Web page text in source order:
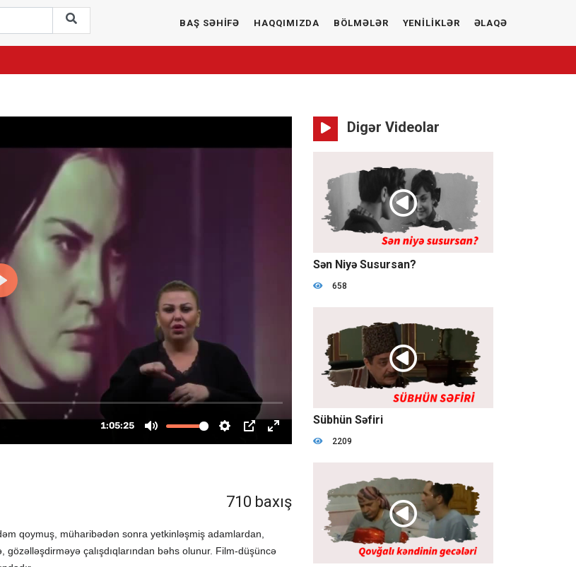
BAŞ SƏHİFƏ HAQQIMIZDA BÖLMƏLƏR YENİLİKLƏR ƏLAQƏ
710 baxış
qoymuş, müharibədən sonra yetkinləşmiş adamlardan,
çalışdıqlarından bəhs olunur. Film-düşüncə
Digər Videolar
11:13:11
Sən Niyə Susursan?
658
Sübhün Səfiri
2209